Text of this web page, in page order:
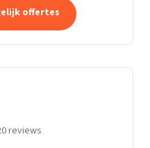
reinigen van
offertes
reviews